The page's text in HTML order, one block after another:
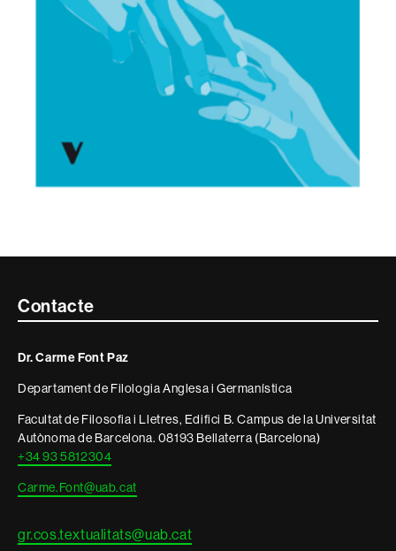
Contacte
informació
legal
Contacte
Dr. Carme Font Paz
Departament de Filologia Anglesa i Germanística
Facultat de Filosofia i Lletres, Edifici B. Campus de la Universitat
Autònoma de Barcelona. 08193 Bellaterra (Barcelona)
+34 93 5812304
Carme.Font@uab.cat
gr.cos.textualitats@uab.cat